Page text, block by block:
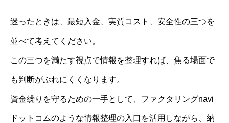
迷ったときは、最短入金、実質コスト、安全性の三つを
並べて考えてください。
この三つを満たす視点で情報を整理すれば、焦る場面で
も判断がぶれにくくなります。
資金繰りを守るための一手として、ファクタリングnavi
ドットコムのような情報整理の入口を活用しながら、納